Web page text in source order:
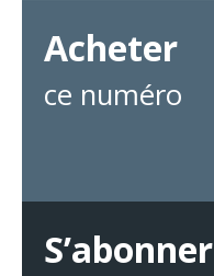
Acheter
ce numéro
S’abonner